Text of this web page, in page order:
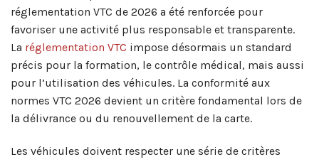
réglementation VTC de 2026 a été renforcée pour
favoriser une activité plus responsable et transparente.
La réglementation VTC impose désormais un standard
précis pour la formation, le contrôle médical, mais aussi
pour l’utilisation des véhicules. La conformité aux
normes VTC 2026 devient un critère fondamental lors de
la délivrance ou du renouvellement de la carte.
Les véhicules doivent respecter une série de critères